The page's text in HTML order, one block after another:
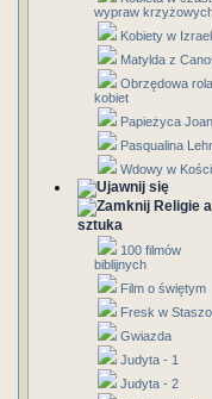
wypraw
Kobiety w
Matylda z
Obrzędowa rola
kobiet
Papieżyca
Pasqualina
Wdowy w
Religie a
sztuka
100 filmów
biblijnych
Film o świętym
Fresk w
Gwiazda
Judyta - 1
Judyta - 2